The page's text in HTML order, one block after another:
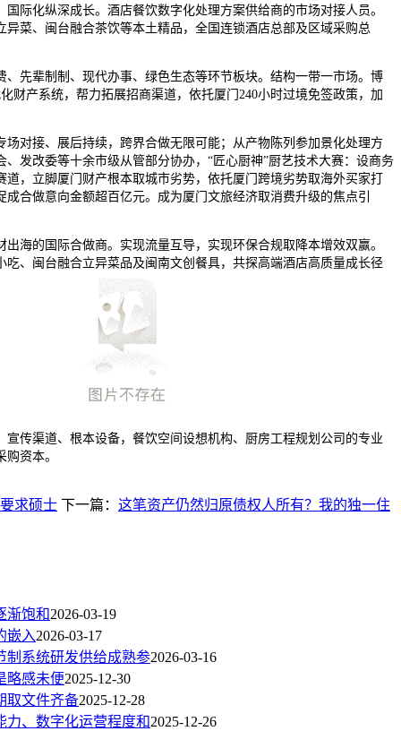
际化纵深成长。酒店餐饮数字化处理方案供给商的市场对接人员。
异菜、闽台融合茶饮等本土精品，全国连锁酒店总部及区域采购总
辈制制、现代办事、绿色生态等环节板块。结构一带一市场。博
财产系统，帮力拓展招商渠道，依托厦门240小时过境免签政策，加
接、展后持续，跨界合做无限可能；从产物陈列参加景化处理方
、发改委等十余市级从管部分协办，“匠心厨神”厨艺技术大赛：设商务
道，立脚厦门财产根本取城市劣势，依托厦门跨境劣势取海外买家打
成合做意向金额超百亿元。成为厦门文旅经济取消费升级的焦点引
的国际合做商。实现流量互导，实现环保合规取降本增效双赢。
吃、闽台融合立异菜品及闽南文创餐具，共探高端酒店高质量成长径
宣传渠道、根本设备，餐饮空间设想机构、厨房工程规划公司的专业
资本。
求硕士 下一篇： 这笔资产仍然归原债权人所有？我的独一住
渐饱和2026-03-19
嵌入2026-03-17
制系统研发供给成熟参2026-03-16
略感未便2025-12-30
取文件齐备2025-12-28
力、数字化运营程度和2025-12-26